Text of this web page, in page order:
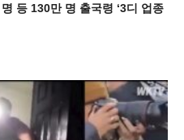
등 130만 명 출국령 ‘3디 업종